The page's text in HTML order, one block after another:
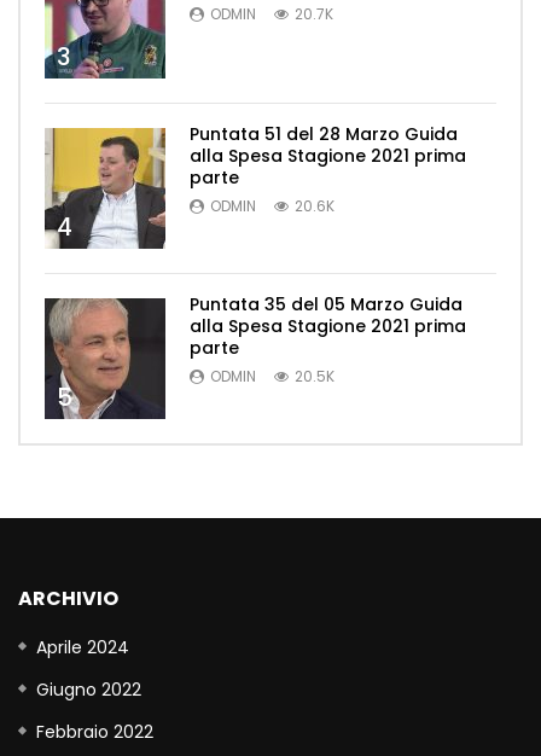
3
ODMIN 20.7K
4
Puntata 51 del 28 Marzo Guida
alla Spesa Stagione 2021 prima
parte
ODMIN 20.6K
5
Puntata 35 del 05 Marzo Guida
alla Spesa Stagione 2021 prima
parte
ODMIN 20.5K
ARCHIVIO
Aprile 2024
Giugno 2022
Febbraio 2022